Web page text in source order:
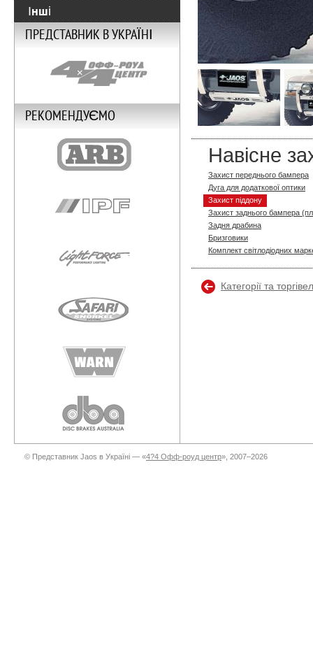
Навісне
Захист переднього бампера
Дуга для додаткової оптики
Захист піддону
Захист заднього бампера
Задня драбина
Бризговики
Комплект світлодіодних
Категорії та
Інші
ПРЕДСТАВНИК В УКРАЇНІ
РЕКОМЕНДУЄМО
© Представник Jaos в Україні — «4?4 Офф-роуд центр», 2007–2026